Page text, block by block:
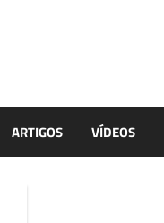
ARTIGOS VÍDEOS